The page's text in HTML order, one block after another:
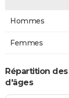
Hommes
Femmes
Répartition
d'âges